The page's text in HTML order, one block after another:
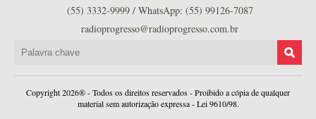
(55) 3332-9999 / WhatsApp: (55) 99126-7087
radioprogresso@radioprogresso.com.br
Copyright 2026® - Todos os direitos reservados - Proibido a cópia de qualquer
material sem autorização expressa - Lei 9610/98.